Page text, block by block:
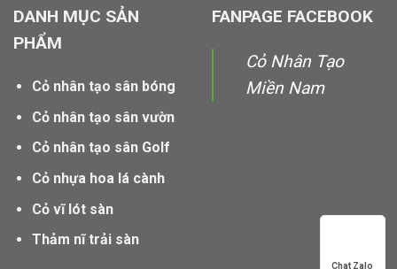
DANH MỤC SẢN
PHẨM
Cỏ nhân tạo sân bóng
Cỏ nhân tạo sân vườn
Cỏ nhân tạo sân Golf
Cỏ nhựa hoa lá cành
Cỏ vĩ lót sàn
Thảm nĩ trải sàn
FANPAGE FACEBOOK
Cỏ Nhân Tạo
Miền Nam
Chat Zalo